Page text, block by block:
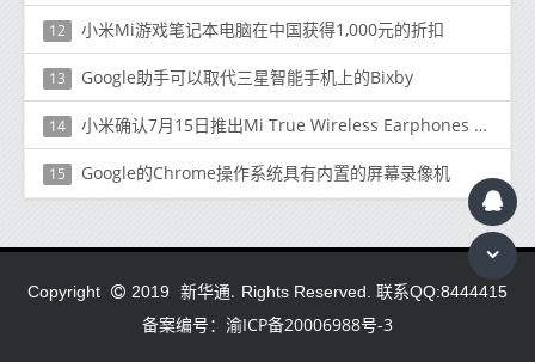
12 小米Mi游戏笔记本电脑在中国获得1,000元的折扣
13 Google助手可以取代三星智能手机上的Bixby
14 小米确认7月15日推出Mi True Wireless Earphones 2 Basic
15 Google的Chrome操作系统具有内置的屏幕录像机
Copyright 2019 新华通. Rights Reserved. 联系QQ:8444415
备案编号：渝ICP备20006988号-3